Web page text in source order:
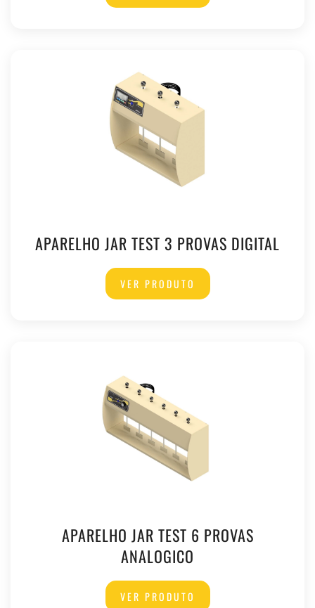
APARELHO JAR TEST 3 PROVAS DIGITAL
VER PRODUTO
APARELHO JAR TEST 6 PROVAS
ANALOGICO
VER PRODUTO